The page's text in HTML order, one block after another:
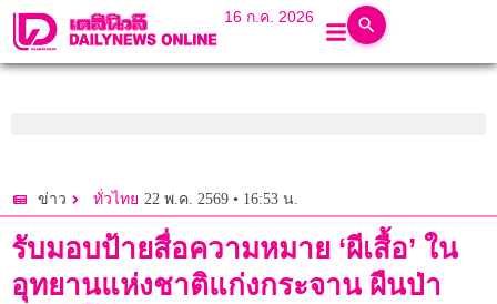
16 ก.ค. 2026
ข่าว ทั่วไทย 22 พ.ค. 2569 • 16:53 น.
รับมอบป้ายสื่อความหมาย ‘ผีเสื้อ’ ใน
อุทยานแห่งชาติแก่งกระจาน ผืนป่า